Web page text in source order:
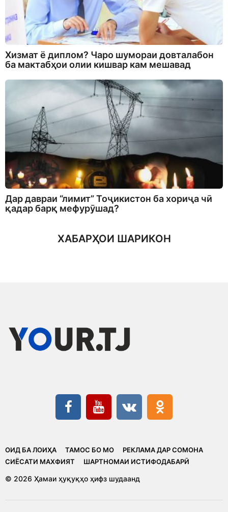
Хизмат ё диплом? Чаро шумораи довталабон
ба мактабҳои олии кишвар кам мешавад
Дар давраи “лимит” Тоҷикистон ба хориҷа чӣ
қадар барқ мефурӯшад?
ХАБАРҲОИ ШАРИКОН
ОИД БА ЛОИҲА ТАМОС БО МО
РЕКЛАМА ДАР СОМОНА
CИЁСАТИ МАХФИЯТ
ШАРТНОМАИ ИСТИФОДАБАРӢ
© 2026 Ҳамаи ҳуқуқҳо ҳифз шудаанд